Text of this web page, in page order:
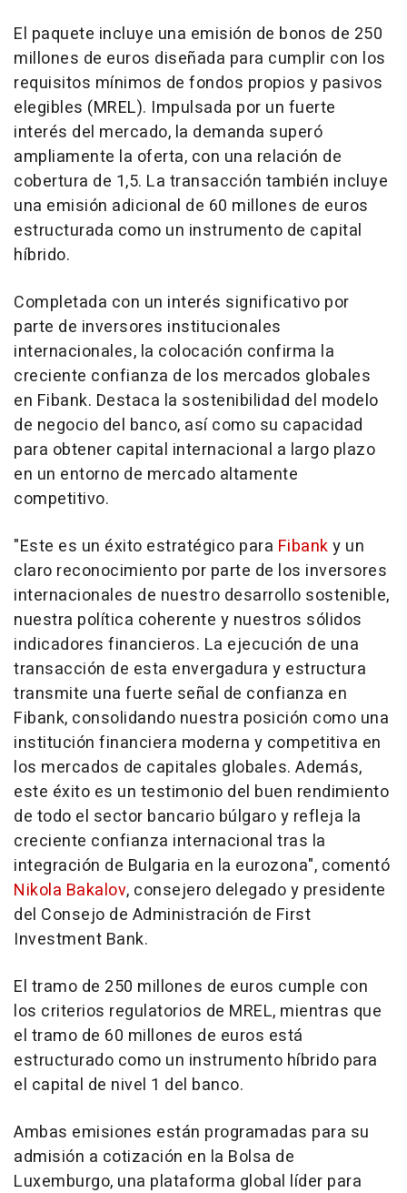
El paquete incluye una emisión de bonos de 250
millones de euros diseñada para cumplir con los
requisitos mínimos de fondos propios y pasivos
elegibles (MREL). Impulsada por un fuerte
interés del mercado, la demanda superó
ampliamente la oferta, con una relación de
cobertura de 1,5. La transacción también incluye
una emisión adicional de 60 millones de euros
estructurada como un instrumento de capital
híbrido.
Completada con un interés significativo por
parte de inversores institucionales
internacionales, la colocación confirma la
creciente confianza de los mercados globales
en Fibank. Destaca la sostenibilidad del modelo
de negocio del banco, así como su capacidad
para obtener capital internacional a largo plazo
en un entorno de mercado altamente
competitivo.
"Este es un éxito estratégico para Fibanky un
claro reconocimiento por parte de los inversores
internacionales de nuestro desarrollo sostenible,
nuestra política coherente y nuestros sólidos
indicadores financieros. La ejecución de una
transacción de esta envergadura y estructura
transmite una fuerte señal de confianza en
Fibank, consolidando nuestra posición como una
institución financiera moderna y competitiva en
los mercados de capitales globales. Además,
este éxito es un testimonio del buen rendimiento
de todo el sector bancario búlgaro y refleja la
creciente confianza internacional tras la
integración de Bulgaria en la eurozona", comentó
Nikola Bakalov, consejero delegado y presidente
del Consejo de Administración de First
Investment Bank.
El tramo de 250 millones de euros cumple con
los criterios regulatorios de MREL, mientras que
el tramo de 60 millones de euros está
estructurado como un instrumento híbrido para
el capital de nivel 1 del banco.
Ambas emisiones están programadas para su
admisión a cotización en la Bolsa de
Luxemburgo, una plataforma global líder para